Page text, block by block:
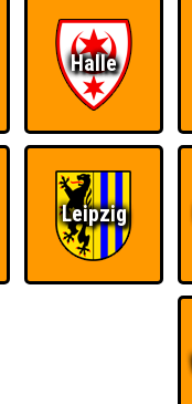
Leipzig
Halle
Leipzig